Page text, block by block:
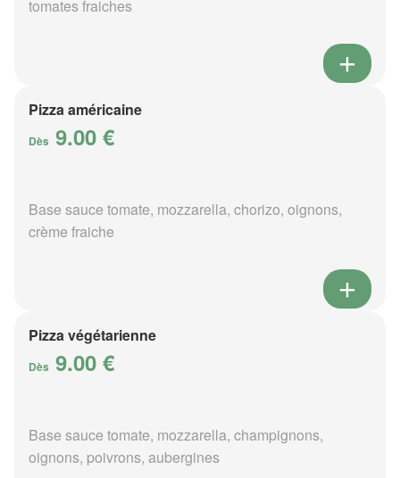
tomates fraiches
Pizza américaine
Dès 9.00 €
Base sauce tomate, mozzarella, chorizo, oignons,
crème fraiche
Pizza végétarienne
Dès 9.00 €
Base sauce tomate, mozzarella, champignons,
oignons, poivrons, aubergines